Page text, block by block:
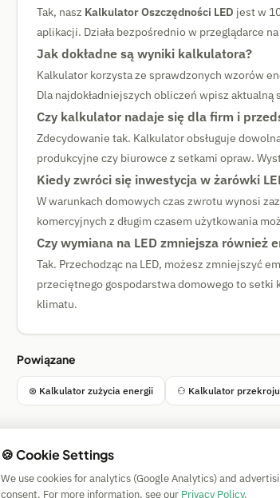
Tak, nasz Kalkulator Oszczędności LED jest w
aplikacji. Działa bezpośrednio w przeglądarce
Jak dokładne są wyniki kalkulatora?
Kalkulator korzysta ze sprawdzonych wzorów
Dla najdokładniejszych obliczeń wpisz aktualną
Czy kalkulator nadaje się dla firm i
Zdecydowanie tak. Kalkulator obsługuje
produkcyjne czy biurowce z setkami opraw.
Kiedy zwróci się inwestycja w żarówki
W warunkach domowych czas zwrotu wynosi
komercyjnych z długim czasem użytkowania
Czy wymiana na LED zmniejsza również
Tak. Przechodząc na LED, możesz zmniejszyć
przeciętnego gospodarstwa domowego to setki
klimatu.
Powiązane
⊛ Kalkulator zużycia energii ⚇ Kalkulator
Impressum
|
🍪 Cookie Settings
We use cookies for analytics (Google Analytics) and
consent. For more information, see our Privacy Policy.